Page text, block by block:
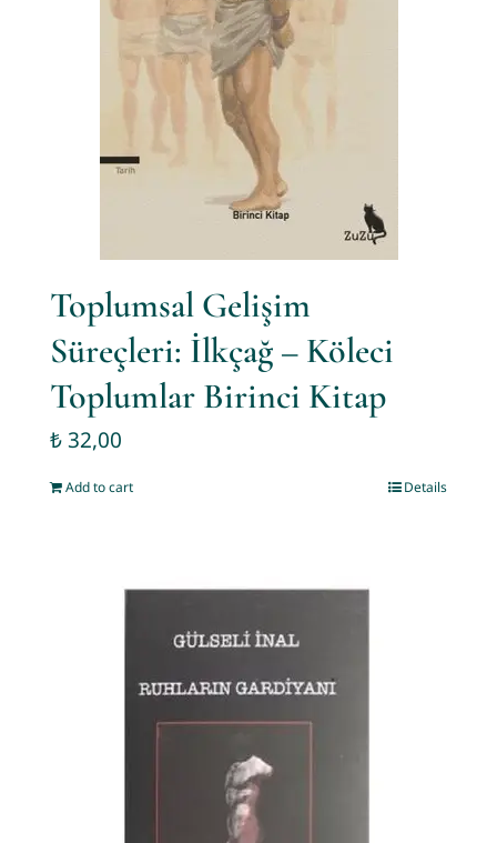
Toplumsal Gelişim
Süreçleri: İlkçağ – Köleci
Toplumlar Birinci Kitap
₺32,00
Add to cart Details